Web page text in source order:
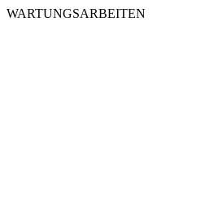
WARTUNGSARBEITEN